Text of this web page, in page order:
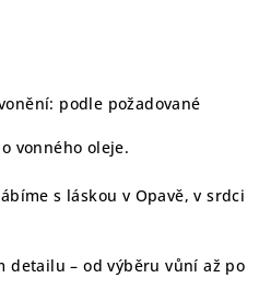
podle požadované
vonného oleje.
s láskou v Opavě, v srdci
detailu – od výběru vůní až po